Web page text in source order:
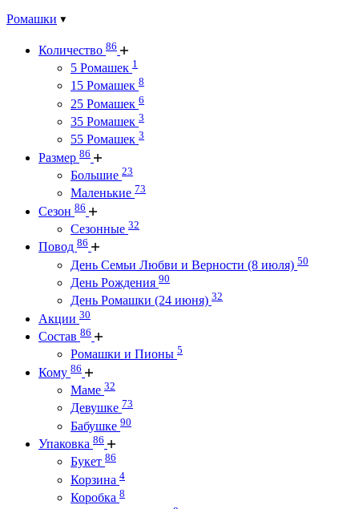
Ромашки
Количество 86
5 Ромашек 1
15 Ромашек 8
25 Ромашек 6
35 Ромашек 3
55 Ромашек 3
Размер 86
Большие 23
Маленькие 73
Сезон 86
Сезонные 32
Повод 86
День Семьи Любви и Верности (8 июля) 50
День Рождения 90
День Ромашки (24 июня) 32
Акции 30
Состав 86
Ромашки и Пионы 5
Кому 86
Маме 32
Девушке 73
Бабушке 90
Упаковка 86
Букет 86
Корзина 4
Коробка 8